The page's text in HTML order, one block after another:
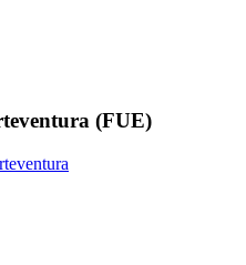
(FUE)